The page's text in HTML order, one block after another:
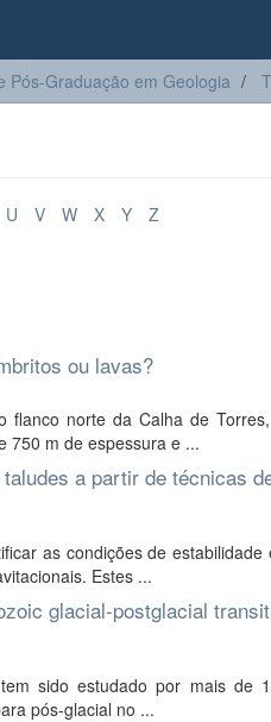
Pós-Graduação em Geologia
U V W X Y Z
ou lavas?
flanco norte da Calha de
750 m de espessura e ...
a partir de técnicas
as condições de
Estes ...
glacial-postglacial
sido estudado por mais de
pós-glacial no ...